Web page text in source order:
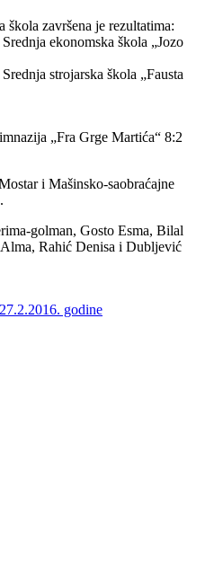
završena je rezultatima:
ekonomska škola „Jozo
strojarska škola „Fausta
„Fra Grge Martića“ 8:2
i Mašinsko-saobraćajne
golman, Gosto Esma, Bilal
Rahić Denisa i Dubljević
godine